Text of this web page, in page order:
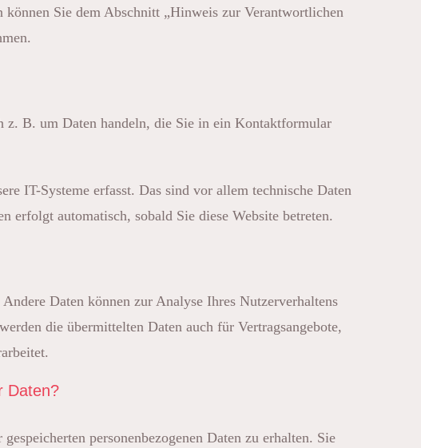
Sie dem Abschnitt „Hinweis zur Verantwortlichen
z. B. um Daten handeln, die Sie in ein Kontaktformular
IT-Systeme erfasst. Das sind vor allem technische Daten
erfolgt automatisch, sobald Sie diese Website betreten.
Daten können zur Analyse Ihres Nutzerverhaltens
die übermittelten Daten auch für Vertragsangebote,
Daten?
personenbezogenen Daten zu erhalten. Sie